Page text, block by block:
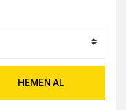
HEMEN AL